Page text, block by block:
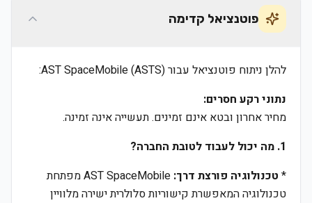
פוטנציאל קדימה
להלן ניתוח פוטנציאל עבור AST SpaceMobile (ASTS):
נתוני רקע חסרים:
מחיר אחרון ובטא אינם זמינים. תעשייה אינה זמינה.
1. מה יכול לעבוד לטובת החברה?
* טכנולוגיה פורצת דרך:
AST SpaceMobile מפתחת
טכנולוגיה המאפשרת קישוריות סלולרית ישירה מלוויין